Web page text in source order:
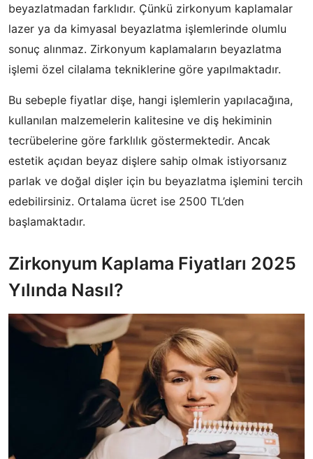
beyazlatmadan farklıdır. Çünkü zirkonyum kaplamalar
lazer ya da kimyasal beyazlatma işlemlerinde olumlu
sonuç alınmaz. Zirkonyum kaplamaların beyazlatma
işlemi özel cilalama tekniklerine göre yapılmaktadır.
Bu sebeple fiyatlar dişe, hangi işlemlerin yapılacağına,
kullanılan malzemelerin kalitesine ve diş hekiminin
tecrübelerine göre farklılık göstermektedir. Ancak
estetik açıdan beyaz dişlere sahip olmak istiyorsanız
parlak ve doğal dişler için bu beyazlatma işlemini tercih
edebilirsiniz. Ortalama ücret ise 2500 TL’den
başlamaktadır.
Zirkonyum Kaplama Fiyatları 2025
Yılında Nasıl?